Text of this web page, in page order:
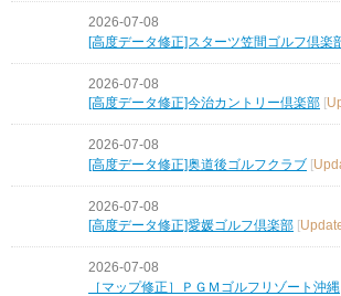
2026-07-08
[高度データ修正]スターツ笠間ゴルフ倶楽
2026-07-08
[高度データ修正]今治カントリー倶楽部
2026-07-08
[高度データ修正]奥道後ゴルフクラブ [
2026-07-08
[高度データ修正]愛媛ゴルフ倶楽部
2026-07-08
［マップ修正］ＰＧＭゴルフリゾート沖縄